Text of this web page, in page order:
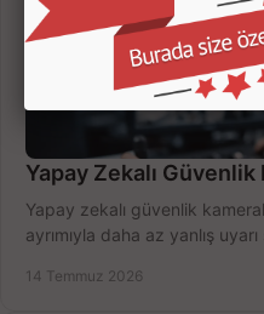
Yapay Zekalı Güvenlik
Yapay zekalı güvenlik
ayrımıyla daha az yanlış
14 Temmuz 2026